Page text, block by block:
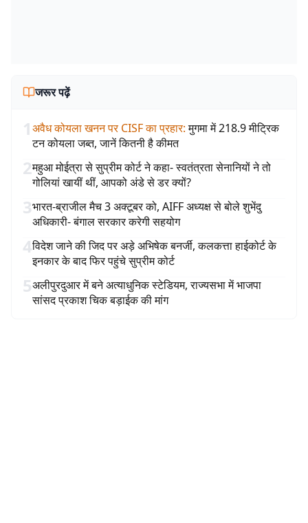
जरूर पढ़ें
1अवैध कोयला खनन पर CISF का प्रहार: मुगमा में 218.9 मीट्रिक
टन कोयला जब्त, जानें कितनी है कीमत
2महुआ मोईत्रा से सुप्रीम कोर्ट ने कहा- स्वतंत्रता सेनानियों ने तो
गोलियां खायीं थीं, आपको अंडे से डर क्यों?
3भारत-ब्राजील मैच 3 अक्टूबर को, AIFF अध्यक्ष से बोले शुभेंदु
अधिकारी- बंगाल सरकार करेगी सहयोग
4विदेश जाने की जिद पर अड़े अभिषेक बनर्जी, कलकत्ता हाईकोर्ट के
इनकार के बाद फिर पहुंचे सुप्रीम कोर्ट
5अलीपुरदुआर में बने अत्याधुनिक स्टेडियम, राज्यसभा में भाजपा
सांसद प्रकाश चिक बड़ाईक की मांग